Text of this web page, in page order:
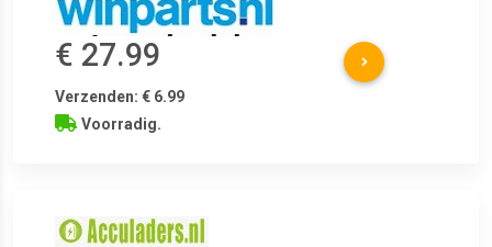
€ 27.99
Verzenden: € 6.99
Voorradig.